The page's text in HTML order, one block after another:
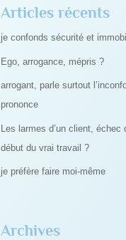
Articles récents
je confonds sécurité et
Ego, arrogance, mépris ?
arrogant, parle surtout
prononce
Les larmes d’un client, échec
début du vrai travail ?
je préfère faire moi-même
Archives